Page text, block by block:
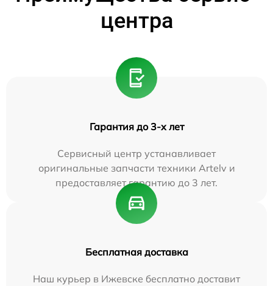
центра
Гарантия до 3-х лет
Сервисный центр устанавливает
оригинальные запчасти техники Artelv и
предоставляет гарантию до 3 лет.
Бесплатная доставка
Наш курьер в Ижевске бесплатно доставит